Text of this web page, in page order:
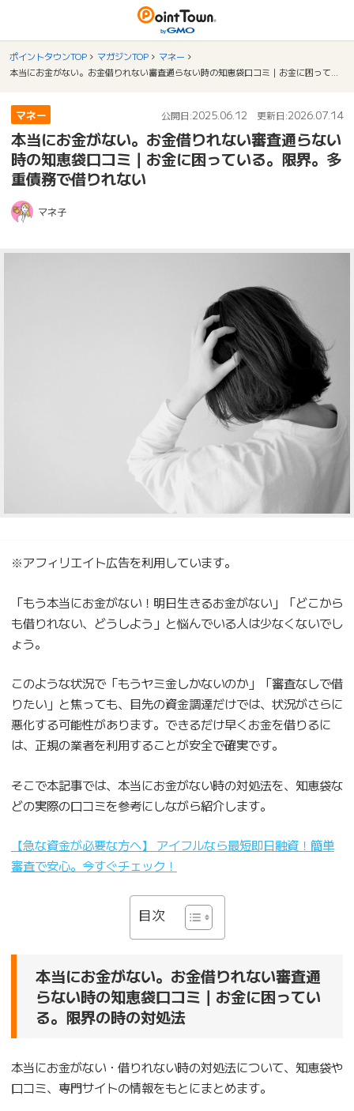
ポイントタウンTOP マガジンTOP
マネー
マネー 公開日:2025.06.12 更新日:2026.07.14
本当にお金がない。お金借りれない審査通らない
時の知恵袋口コミ｜お金に困っている。限界。多
重債務で借りれない
マネ子
※アフィリエイト広告を利用しています。
「もう本当にお金がない！明日生きるお金がない」「どこから
も借りれない、どうしよう」と悩んでいる人は少なくないでし
ょう。
このような状況で「もうヤミ金しかないのか」「審査なしで借
りたい」と焦っても、目先の資金調達だけでは、状況がさらに
悪化する可能性があります。できるだけ早くお金を借りるに
は、正規の業者を利用することが安全で確実です。
そこで本記事では、本当にお金がない時の対処法を、知恵袋な
どの実際の口コミを参考にしながら紹介します。
【急な資金が必要な方へ】 アイフルなら最短即日融資！簡単
審査で安心。今すぐチェック！
目次
本当にお金がない。お金借りれない審査通
らない時の知恵袋口コミ｜お金に困ってい
る。限界の時の対処法
本当にお金がない・借りれない時の対処法について、知恵袋や
口コミ、専門サイトの情報をもとにまとめます。